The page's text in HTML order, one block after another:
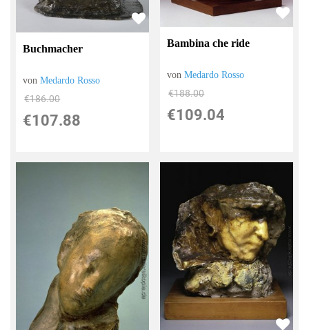
Buchmacher
vonMedardo Rosso
€186.00
€107.88
Bambina che ride
vonMedardo Rosso
€188.00
€109.04